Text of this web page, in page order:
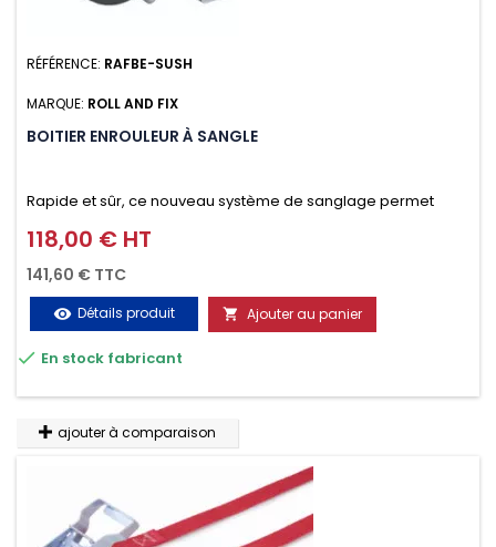
RÉFÉRENCE: RAFBE-SUSH
MARQUE: ROLL AND FIX
BOITIER ENROULEUR À SANGLE
Rapide et sûr, ce nouveau système de sanglage permet
d’arrimer le chargement sur la galerie en moins d’une
minute.
Prix
118,00 € HT
141,60 € TTC
visibility Détails produit  Ajouter au panier
 En stock fabricant
ajouter à comparaison